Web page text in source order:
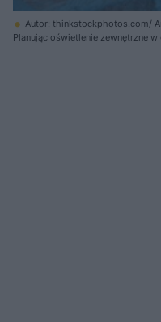
Autor: thinkstockphotos.com/
Planując oświetlenie zewnętrzne